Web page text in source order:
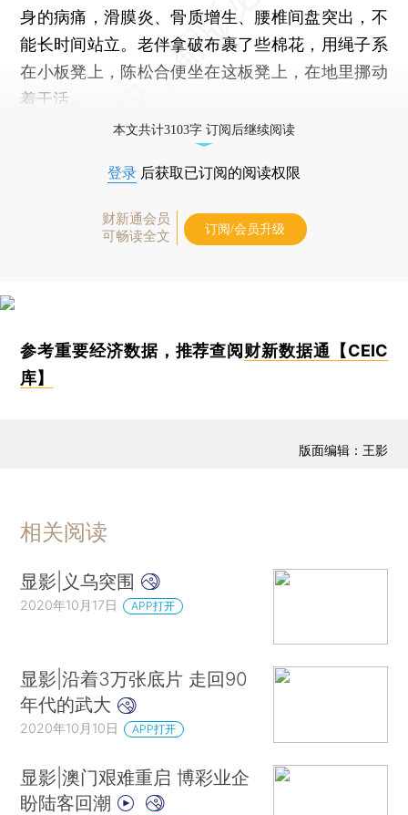
身的病痛，滑膜炎、骨质增生、腰椎间盘突出，不
能长时间站立。老伴拿破布裹了些棉花，用绳子系
在小板凳上，陈松合便坐在这板凳上，在地里挪动
着干活。
本文共计3103字 订阅后继续阅读
登录 后获取已订阅的阅读权限
财新通会员
可畅读全文
订阅/会员升级
参考重要经济数据，推荐查阅 财新数据通【CEIC
库】
版面编辑：王影
相关阅读
显影|义乌突围
2020年10月17日 APP打开
显影|沿着3万张底片 走回90
年代的武大
2020年10月10日 APP打开
显影|澳门艰难重启 博彩业企
盼陆客回潮